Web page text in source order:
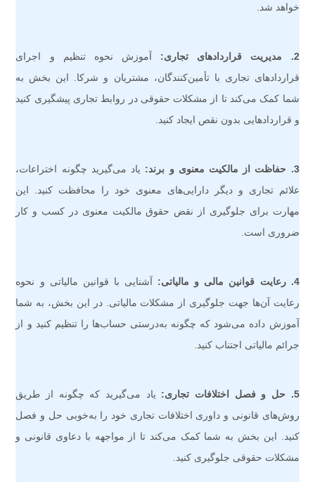
خواهد شد.
2. مدیریت قراردادهای تجاری:
آموزش نحوه تنظیم و اجرای
قراردادهای تجاری با تأمین‌کنندگان، مشتریان و شرکا. این بخش به
شما کمک می‌کند تا از مشکلات حقوقی در روابط تجاری پیشگیری کنید
و قراردادهایی بدون نقص ایجاد کنید.
3. حفاظت از مالکیت معنوی و برند:
یاد می‌گیرید چگونه اختراعات،
علائم تجاری و دیگر دارایی‌های معنوی خود را محافظت کنید. این
مهارت برای جلوگیری از نقض حقوق مالکیت معنوی در کسب و کار
ضروری است.
4. رعایت قوانین مالی و مالیاتی:
آشنایی با قوانین مالیاتی و نحوه
رعایت آن‌ها جهت جلوگیری از مشکلات مالیاتی. در این بخش، به شما
آموزش داده می‌شود که چگونه به‌درستی حساب‌ها را تنظیم کنید و از
جرائم مالیاتی اجتناب کنید.
5. حل و فصل اختلافات تجاری:
یاد می‌گیرید که چگونه از طریق
روش‌های قانونی و داوری اختلافات تجاری خود را به‌خوبی حل و فصل
کنید. این بخش به شما کمک می‌کند تا از مواجهه با دعاوی قانونی و
مشکلات حقوقی جلوگیری کنید.